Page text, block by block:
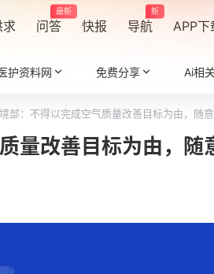
求 问答
最新
快报 导航
新
APP下
护资料网 免费分享 Ai相
部：不得以完成空气质量改善目标为由，随意
量改善目标为由，随